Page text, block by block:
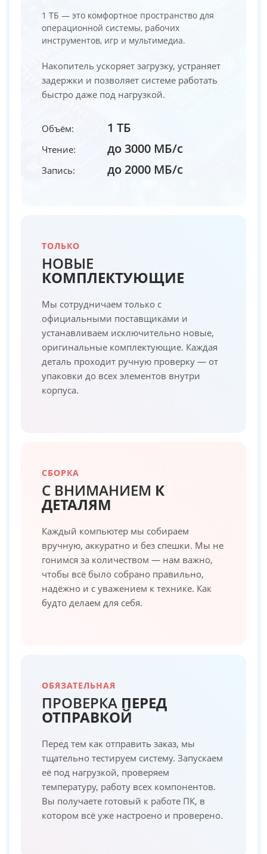
1 ТБ — это комфортное пространство для
операционной системы, рабочих
инструментов, игр и мультимедиа.
Накопитель ускоряет загрузку, устраняет
задержки и позволяет системе работать
быстро даже под нагрузкой.
Объём: 1 ТБ
Чтение: до 3000 МБ/с
Запись: до 2000 МБ/с
ТОЛЬКО
НОВЫЕ
КОМПЛЕКТУЮЩИЕ
Мы сотрудничаем только с
официальными поставщиками и
устанавливаем исключительно новые,
оригинальные комплектующие. Каждая
деталь проходит ручную проверку — от
упаковки до всех элементов внутри
корпуса.
СБОРКА
С ВНИМАНИЕМ К
ДЕТАЛЯМ
Каждый компьютер мы собираем
вручную, аккуратно и без спешки. Мы не
гонимся за количеством — нам важно,
чтобы всё было собрано правильно,
надёжно и с уважением к технике. Как
будто делаем для себя.
ОБЯЗАТЕЛЬНАЯ
ПРОВЕРКА ПЕРЕД
ОТПРАВКОЙ
Перед тем как отправить заказ, мы
тщательно тестируем систему. Запускаем
её под нагрузкой, проверяем
температуру, работу всех компонентов.
Вы получаете готовый к работе ПК, в
котором всё уже настроено и проверено.